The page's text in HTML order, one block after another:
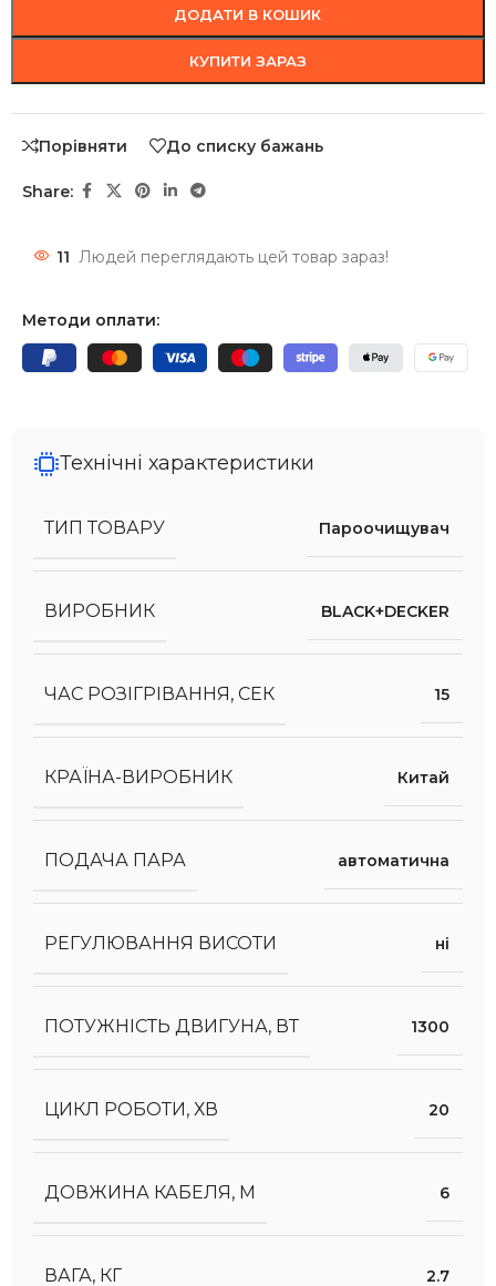
ДОДАТИ В КОШИК
КУПИТИ ЗАРАЗ
Порівняти До списку бажань
Share:
11 Людей переглядають цей товар зараз!
Методи оплати:
Технічні характеристики
ТИП ТОВАРУ Пароочищувач
ВИРОБНИК BLACK+DECKER
ЧАС РОЗІГРІВАННЯ, СЕК 15
КРАЇНА-ВИРОБНИК Китай
ПОДАЧА ПАРА автоматична
РЕГУЛЮВАННЯ ВИСОТИ ні
ПОТУЖНІСТЬ ДВИГУНА, ВТ 1300
ЦИКЛ РОБОТИ, ХВ 20
ДОВЖИНА КАБЕЛЯ, М 6
ВАГА, КГ 2.7